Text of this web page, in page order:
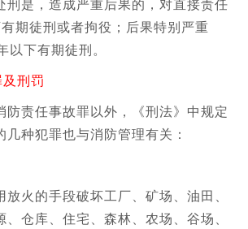
刑是，造成严重后果的，对直接责任
期徒刑或者拘役；后果特别严重
下有期徒刑。
刑罚
责任事故罪以外，《刑法》中规定
种犯罪也与消防管理有关：
火的手段破坏工厂、矿场、油田、
仓库、住宅、森林、农场、谷场、